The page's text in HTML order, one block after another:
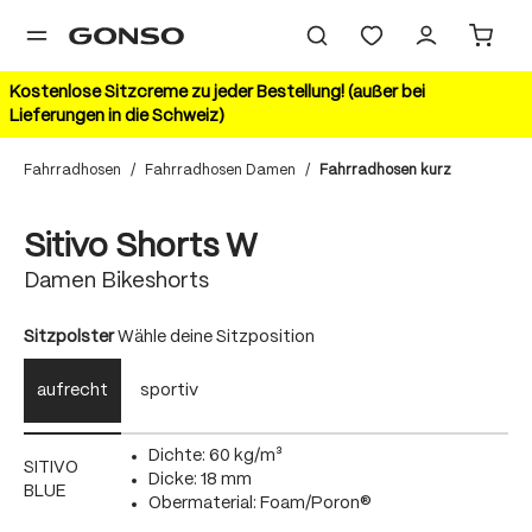
springen
Kostenlose Sitzcreme zu jeder Bestellung! (außer bei
Lieferungen in die Schweiz)
Fahrradhosen / Fahrradhosen Damen / Fahrradhosen kurz
Sitivo Shorts W
Damen Bikeshorts
Sitzpolsterauswählen
Wähle deine Sitzposition
aufrecht sportiv
SITIVO
BLUE
Dichte: 60 kg/m³
Dicke: 18 mm
Obermaterial: Foam/Poron®